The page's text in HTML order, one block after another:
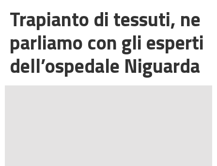
Trapianto di tessuti, ne
parliamo con gli esperti
dell’ospedale Niguarda